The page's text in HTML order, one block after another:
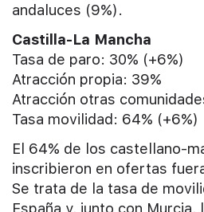
andaluces (9%).
Castilla-La Mancha
Tasa de paro: 30% (+6%)
Atracción propia: 39%
Atracción otras
Tasa movilidad: 64% (+6%)
El 64% de los castellano-
inscribieron en ofertas
Se trata de la tasa de